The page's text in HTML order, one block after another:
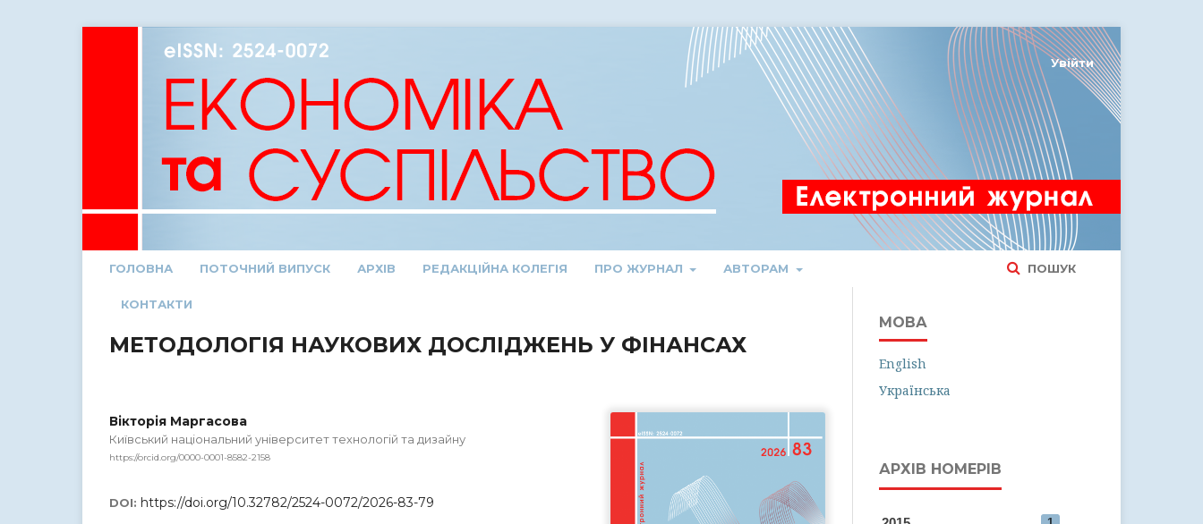
ГОЛОВНА ПОТОЧНИЙ ВИПУСК АРХІВ РЕДАКЦІЙНА КОЛЕГІЯ ПРО ЖУРНАЛ АВТОРАМ
КОНТАКТИ
ПОШУК
Увійти
МЕТОДОЛОГІЯ НАУКОВИХ ДОСЛІДЖЕНЬ У ФІНАНСАХ
Вікторія Маргасова
Київський національний університет технологій та дизайну
https://orcid.org/0000-0001-8582-2158
DOI: https://doi.org/10.32782/2524-0072/2026-83-79
МОВА
English
Українська
АРХІВ НОМЕРІВ